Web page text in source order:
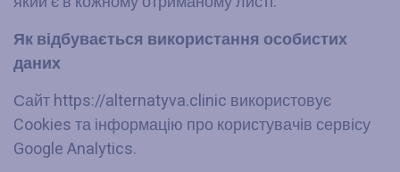
Як відбувається використання особистих
даних
Сайт https://alternatyva.clinic використовує
Cookies та інформацію про користувачів сервісу
Google Analytics.